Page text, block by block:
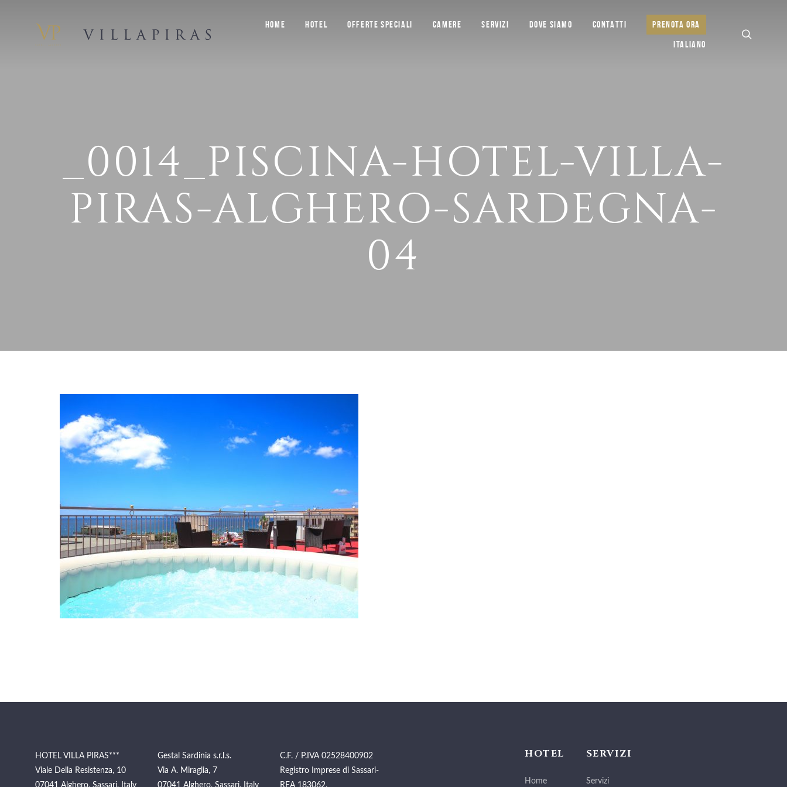
HOME HOTEL OFFERTE SPECIALI CAMERE SERVIZI DOVE SIAMO CONTATTI PRENOTA ORA
ITALIANO
_0014_PISCINA-HOTEL-VILLA-
PIRAS-ALGHERO-SARDEGNA-
04
HOTEL VILLA PIRAS***
Viale Della Resistenza, 10
07041 Alghero, Sassari, Italy
Gestal Sardinia s.r.l.s.
Via A. Miraglia, 7
07041 Alghero, Sassari, Italy
C.F. / P.IVA 02528400902
Registro Imprese di Sassari-
REA 183062.
HOTEL
Home
SERVIZI
Servizi